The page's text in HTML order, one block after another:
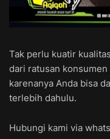
Tak perlu kuatir
dari ratusan
karenanya Anda bisa
terlebih dahulu.
Hubungi kami via